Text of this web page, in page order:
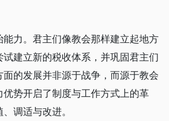
力。君主们像教会那样建立起地方
建立新的税收体系，并巩固君主们
的发展并非源于战争，而源于教会
势开启了制度与工作方式上的革
调适与改进。